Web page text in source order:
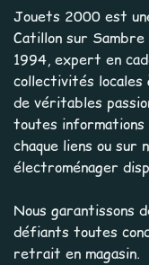
Jouets 2000 est
Catillon sur
1994, expert en
collectivités locales
de véritables
toutes informations
chaque liens ou sur
électroménager
Nous garantissons
défiants toutes
retrait en magasin.